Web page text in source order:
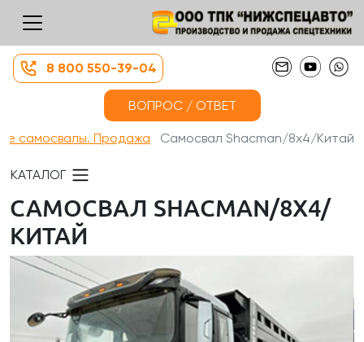
8 800 550-39-04
ВОПРОС / ОТВЕТ
самосвалы. Продажа Самосвал Shacman/8х4/Китай
КАТАЛОГ
САМОСВАЛ SHACMAN/8Х4/
КИТАЙ